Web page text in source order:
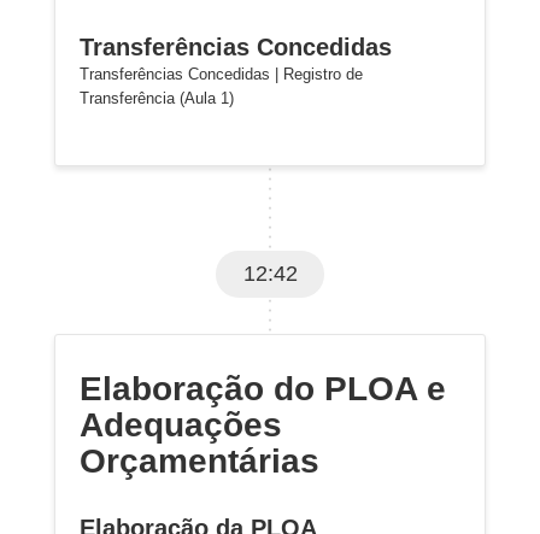
Transferências Concedidas
Transferências Concedidas | Registro de
Transferência (Aula 1)
12:42
Elaboração do PLOA e
Adequações
Orçamentárias
Elaboração da PLOA